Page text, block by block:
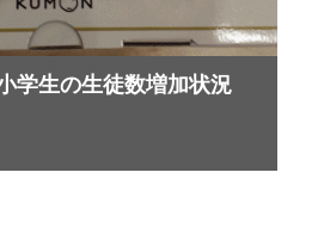
学生の生徒数増加状況